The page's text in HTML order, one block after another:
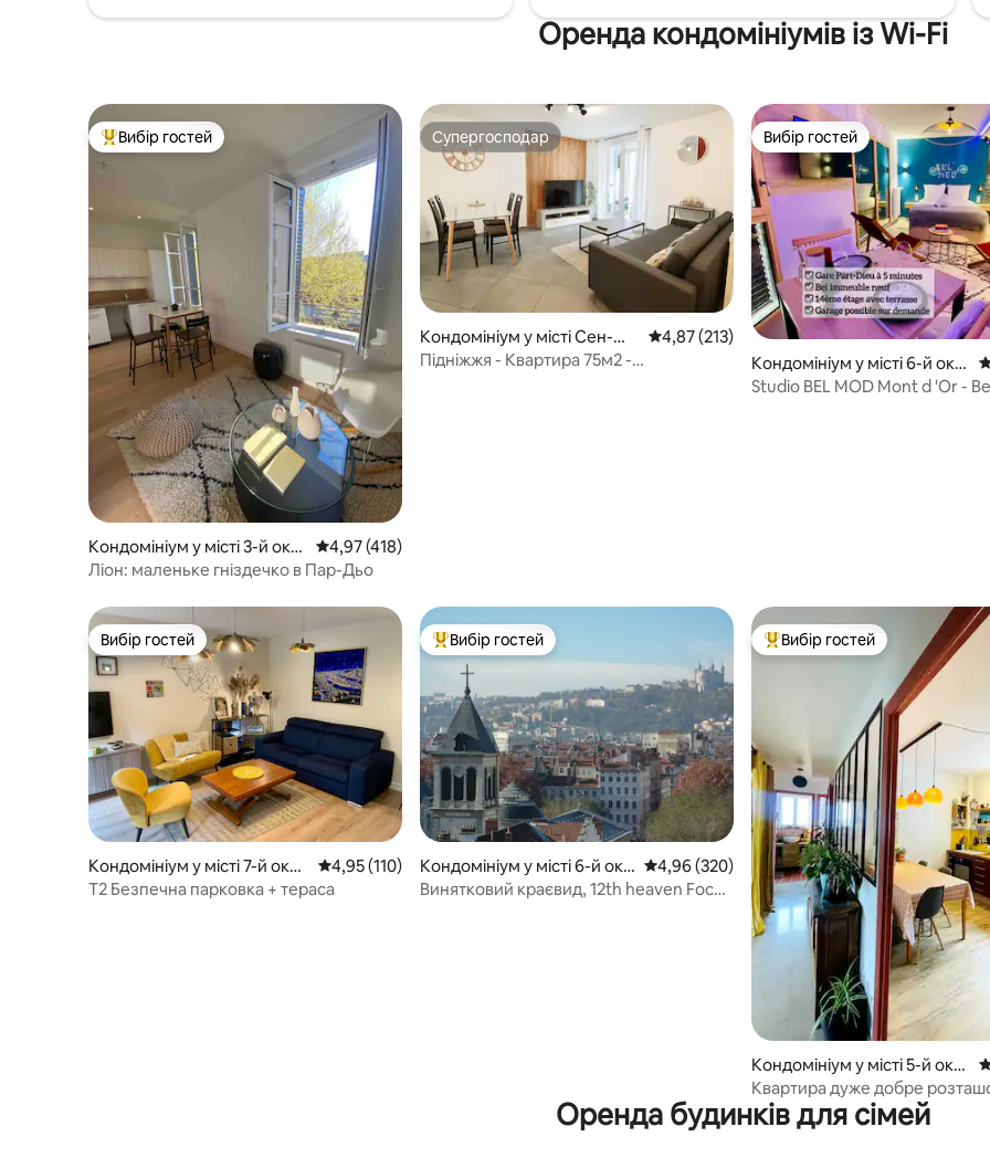
Оренда кондомініумів із Wi-Fi
Топ вибір гостей
Вибір гостей
Кондомініум у місті 3-й окр
уг
Середня оцінка: 4,97 з 5, відгуки: 418
4,97 (418)
Ліон: маленьке гніздечко в Пар-Дьо
Супергосподар
Супергосподар
Кондомініум у місті Сен-Же
ні-Лаваль
Середня оцінка: 4,87 з 5, відгуки: 213
4,87 (213)
Підніжжя - Квартира 75м2 -
Вибір гостей
Вибір гостей
Кондомініум у місті 6-й окр
уг
Studio BEL MOD Mont d 'Or -
Вибір гостей
Вибір гостей
Кондомініум у місті 7-й окру
г
Середня оцінка: 4,95 з 5, відгуки: 110
4,95 (110)
T2 Безпечна парковка + тераса
Топ вибір гостей
Вибір гостей
Кондомініум у місті 6-й окр
уг
Середня оцінка: 4,96 з 5, відгуки: 320
4,96 (320)
Винятковий краєвид, 12th heaven Foch
Топ вибір гостей
Вибір гостей
Кондомініум у місті 5-й окр
уг
Квартира дуже добре
тиха і світла
Оренда будинків для сімей